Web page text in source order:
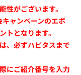
がございます。
ャンペーンのエポ
トとなります。
、必ずハピタスまで
にご紹介番号を入力